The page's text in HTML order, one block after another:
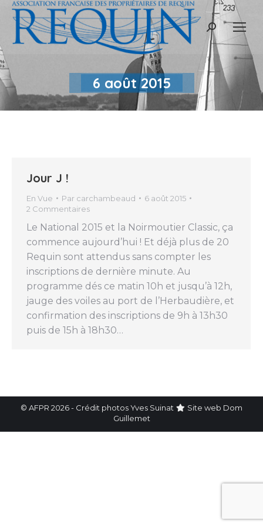
Recherche
6 août 2015
Jour J !
En Vue Par carchambeaud
6 août 2015
2 Commentaires
Le National 2015 et la Noirmoutier Classic, ça
commence aujourd’hui ! Et déjà plus de 20
Requin sont attendus sans compter les
inscriptions de dernière minute. Au
programme dés ce matin 10h et jusqu’à 12h,
jauge des voiles au port de l’Herbaudière, et
confirmation des inscriptions de 9h à 13h30
puis de 15h à 18h30…
© AFPR 2026 - Crédit photos Yves Suinat Site web Dom
Guillemet